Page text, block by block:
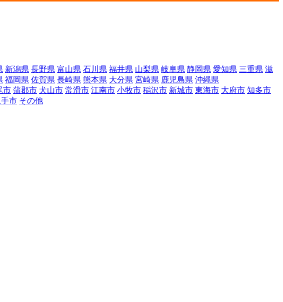
新潟県 長野県 富山県 石川県 福井県 山梨県 岐阜県 静岡県 愛知県 三重県 滋
福岡県 佐賀県 長崎県 熊本県 大分県 宮崎県 鹿児島県 沖縄県
市 蒲郡市 犬山市 常滑市 江南市 小牧市 稲沢市 新城市 東海市 大府市 知多市
市 その他